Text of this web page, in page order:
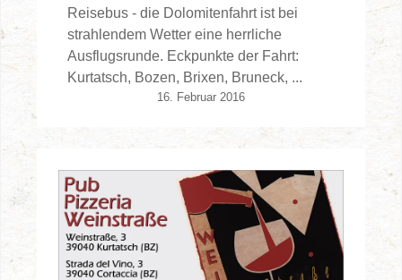
Reisebus - die Dolomitenfahrt ist bei
strahlendem Wetter eine herrliche
Ausflugsrunde. Eckpunkte der Fahrt:
Kurtatsch, Bozen, Brixen, Bruneck, ...
16. Februar 2016